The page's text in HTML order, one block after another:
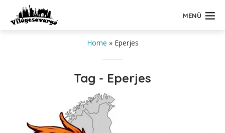
MENÜ
Home » Eperjes
Tag - Eperjes